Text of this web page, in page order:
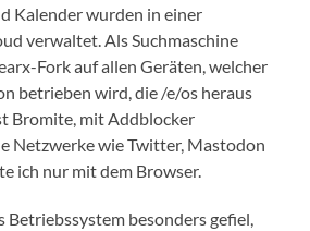
Kalender wurden in einer
verwaltet. Als Suchmaschine
Fork auf allen Geräten, welcher
betrieben wird, die /e/os heraus
Bromite, mit Addblocker
Netzwerke wie Twitter, Mastodon
ich nur mit dem Browser.
Betriebssystem besonders gefiel,